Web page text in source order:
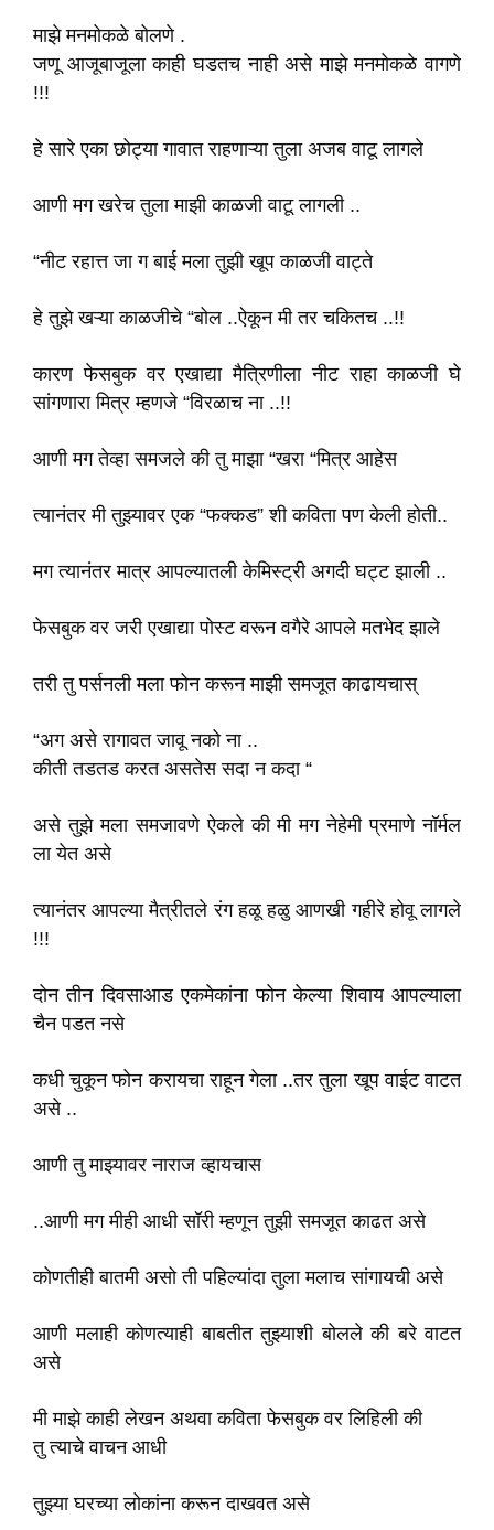
माझे मनमोकळे बोलणे .
जणू आजूबाजूला काही घडतच नाही असे माझे मनमोकळे वागणे
!!!
हे सारे एका छोट्या गावात राहणाऱ्या तुला अजब वाटू लागले
आणी मग खरेच तुला माझी काळजी वाटू लागली ..
“नीट रहात्त जा ग बाई मला तुझी खूप काळजी वाट्ते
हे तुझे खऱ्या काळजीचे “बोल ..ऐकून मी तर चकितच ..!!
कारण फेसबुक वर एखाद्या मैत्रिणीला नीट राहा काळजी घे
सांगणारा मित्र म्हणजे “विरळाच ना ..!!
आणी मग तेव्हा समजले की तु माझा “खरा “मित्र आहेस
त्यानंतर मी तुझ्यावर एक “फक्कड” शी कविता पण केली होती..
मग त्यानंतर मात्र आपल्यातली केमिस्ट्री अगदी घट्ट झाली ..
फेसबुक वर जरी एखाद्या पोस्ट वरून वगैरे आपले मतभेद झाले
तरी तु पर्सनली मला फोन करून माझी समजूत काढायचास्
“अग असे रागावत जावू नको ना ..
कीती तडतड करत असतेस सदा न कदा “
असे तुझे मला समजावणे ऐकले की मी मग नेहेमी प्रमाणे नॉर्मल
ला येत असे
त्यानंतर आपल्या मैत्रीतले रंग हळू हळु आणखी गहीरे होवू लागले
!!!
दोन तीन दिवसाआड एकमेकांना फोन केल्या शिवाय आपल्याला
चैन पडत नसे
कधी चुकून फोन करायचा राहून गेला ..तर तुला खूप वाईट वाटत
असे ..
आणी तु माझ्यावर नाराज व्हायचास
..आणी मग मीही आधी सॉरी म्हणून तुझी समजूत काढत असे
कोणतीही बातमी असो ती पहिल्यांदा तुला मलाच सांगायची असे
आणी मलाही कोणत्याही बाबतीत तुझ्याशी बोलले की बरे वाटत
असे
मी माझे काही लेखन अथवा कविता फेसबुक वर लिहिली की
तु त्याचे वाचन आधी
तुझ्या घरच्या लोकांना करून दाखवत असे